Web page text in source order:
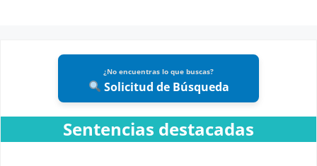
¿No encuentras lo que buscas?
Solicitud de Búsqueda
Sentencias destacadas